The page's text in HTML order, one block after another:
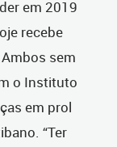
em 2019
recebe
sem
o Instituto
em prol
“Ter